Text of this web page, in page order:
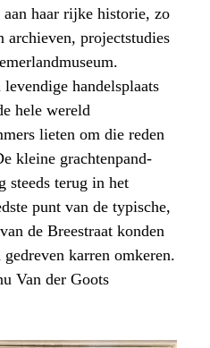
haar rijke historie, zo
archieven, projectstudies
handelsplaats
hele wereld
lieten om die reden
kleine grachtenpand-
steeds terug in het
punt van de typische,
de Breestraat konden
karren omkeren.
Van der Goots